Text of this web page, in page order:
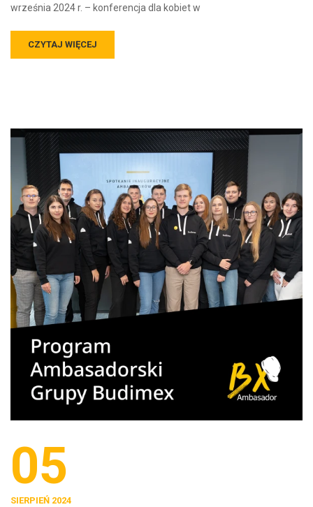
września 2024 r. – konferencja dla kobiet w
CZYTAJ WIĘCEJ
05
SIERPIEŃ 2024